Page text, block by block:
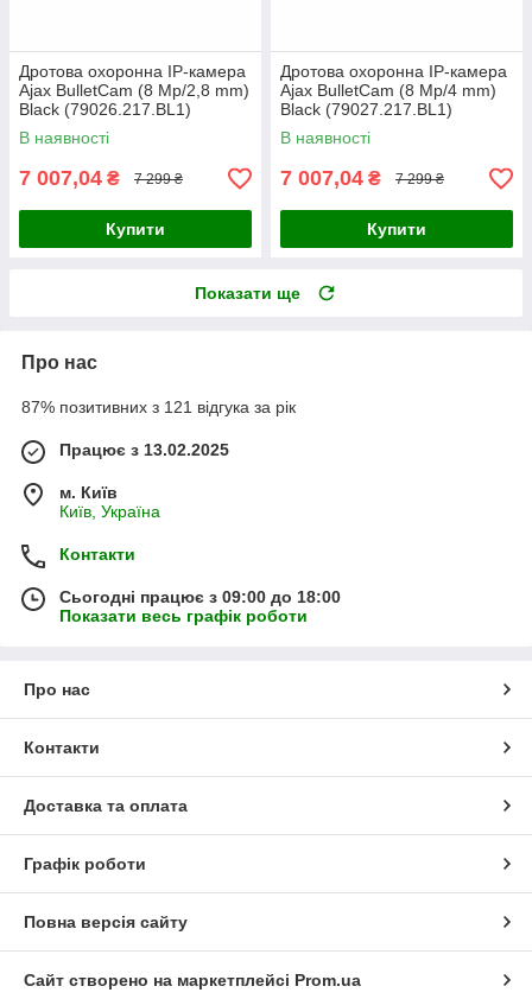
Дротова охоронна IP-камера
Ajax BulletCam (8 Mp/2,8 mm)
Black (79026.217.BL1)
В наявності
7 007,04 ₴ 7 299 ₴
Купити
Дротова охоронна IP-камера
Ajax BulletCam (8 Mp/4 mm)
Black (79027.217.BL1)
В наявності
7 007,04 ₴ 7 299 ₴
Купити
Показати ще
Про нас
87% позитивних з 121 відгука за рік
Працює з 13.02.2025
м. Київ
Київ, Україна
Контакти
Сьогодні працює з 09:00 до 18:00
Показати весь графік роботи
Про нас
Контакти
Доставка та оплата
Графік роботи
Повна версія сайту
Сайт створено на маркетплейсі Prom.ua